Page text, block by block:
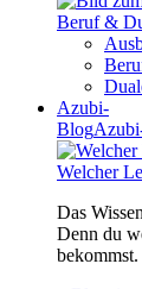
Beruf &
Azubi-
Blog
Welcher
Das
Denn du